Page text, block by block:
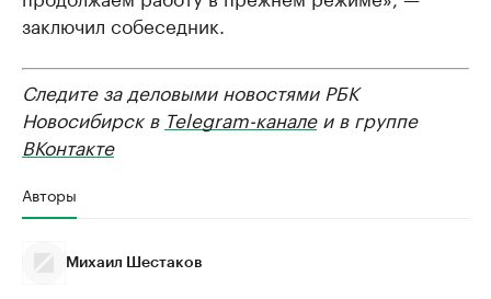
заключил собеседник.
Следите за деловыми новостями РБК
Новосибирск в Telegram-каналеи в группе
ВКонтакте
Авторы
Михаил Шестаков